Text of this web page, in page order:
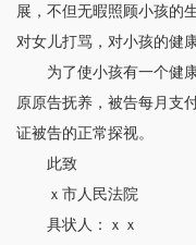
展，不但无暇照顾小孩的
对女儿打骂，对小孩的健
为了使小孩有一个健
原原告抚养，被告每月支
证被告的正常探视。
此致
ｘ市人民法院
具状人：ｘｘ